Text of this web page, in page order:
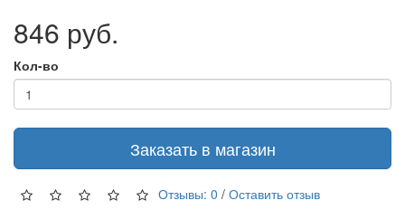
846 руб.
Кол-во
Заказать в магазин
Отзывы: 0 / Оставить отзыв